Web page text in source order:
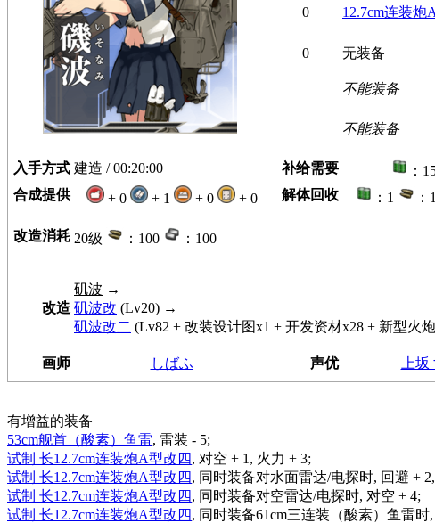
0 12.7cm连装炮
0 无装备
不能装备
不能装备
入手方式 建造 / 00:20:00 补给需要 ：
合成提供
+ 0 + 1 + 0 + 0 解体回收 ：1 ：1
改造消耗 20级 ：100 ：100
改造
矶波 →
矶波改 (Lv20) →
矶波改二 (Lv82 + 改装设计图x1 + 开发资材x28 + 新型火
画师 しばふ 声优 上
有增益的装备
53cm舰首（酸素）鱼雷, 雷装 - 5;
试制 长12.7cm连装炮A型改四, 对空 + 1, 火力 + 3;
试制 长12.7cm连装炮A型改四, 同时装备对水面雷达/电探时, 回避 +
试制 长12.7cm连装炮A型改四, 同时装备对空雷达/电探时, 对空 + 4;
试制 长12.7cm连装炮A型改四, 同时装备61cm三连装（酸素）鱼雷时